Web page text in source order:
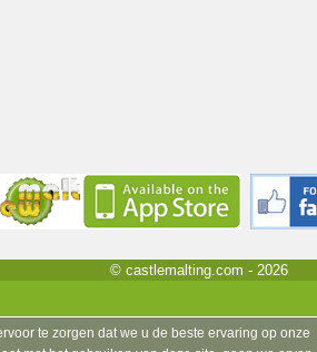
© castlemalting.com - 2026
te zorgen dat we u de beste ervaring op onze